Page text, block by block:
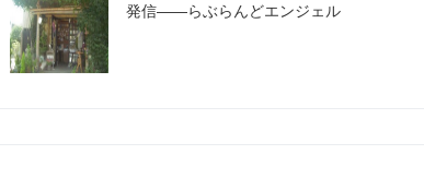
発信――らぶらんどエンジェル